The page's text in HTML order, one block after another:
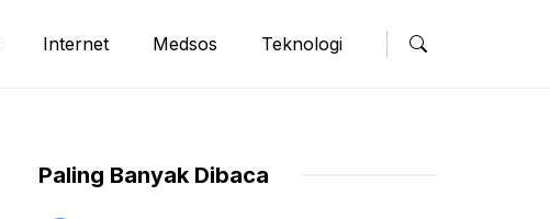
Internet Medsos Teknologi
Paling Banyak Dibaca